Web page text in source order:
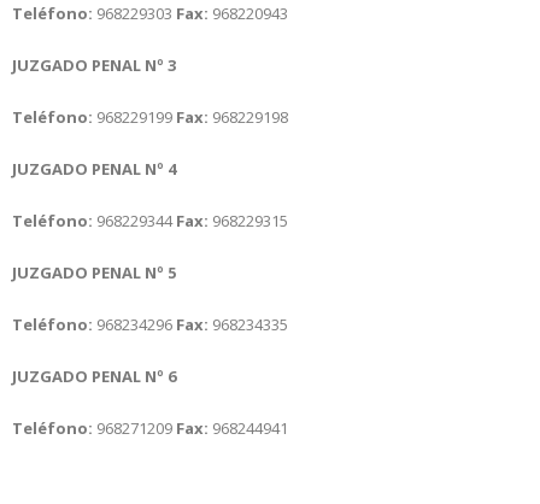
Teléfono: 968229303 Fax: 968220943
JUZGADO PENAL Nº 3
Teléfono: 968229199 Fax: 968229198
JUZGADO PENAL Nº 4
Teléfono: 968229344Fax: 968229315
JUZGADO PENAL Nº 5
Teléfono: 968234296 Fax: 968234335
JUZGADO PENAL Nº 6
Teléfono: 968271209 Fax: 968244941